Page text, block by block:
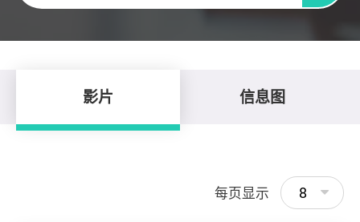
影片 信息图
每页显示 8